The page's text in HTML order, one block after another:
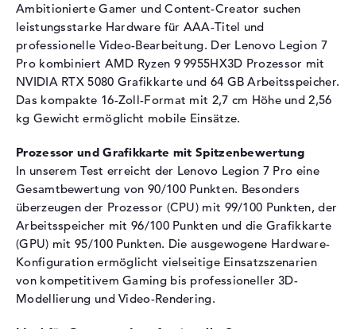
Schnittstelle
PCIe
Optische Speicher
Laufwerks-Typ
ohne Laufwerk
Display
Display-Typ
16" TFT
Max. Auflösung
2560 x 1600
Auflösungstyp
WQXGA
Bildwiederholrate
240 Hz
Besonderheiten
Display, glänzend, OLED-
Display, NVIDIA G-SYNC,
HDR, Dolby Vision, AMD
FreeSync, True Black, DCI-P3,
Low Blue Light
Audio
Ambitionierte Gamer und Content-Creator suchen
leistungsstarke Hardware für AAA-Titel und
professionelle Video-Bearbeitung. Der Lenovo Legion 7
Pro kombiniert AMD Ryzen 9 9955HX3D Prozessor mit
NVIDIA RTX 5080 Grafikkarte und 64 GB Arbeitsspeicher.
Das kompakte 16-Zoll-Format mit 2,7 cm Höhe und 2,56
kg Gewicht ermöglicht mobile Einsätze.
Prozessor und Grafikkarte mit Spitzenbewertung
In unserem Test erreicht der Lenovo Legion 7 Pro eine
Gesamtbewertung von 90/100 Punkten. Besonders
überzeugen der Prozessor (CPU) mit 99/100 Punkten, der
Arbeitsspeicher mit 96/100 Punkten und die Grafikkarte
(GPU) mit 95/100 Punkten. Die ausgewogene Hardware-
Konfiguration ermöglicht vielseitige Einsatzszenarien
von kompetitivem Gaming bis professioneller 3D-
Modellierung und Video-Rendering.